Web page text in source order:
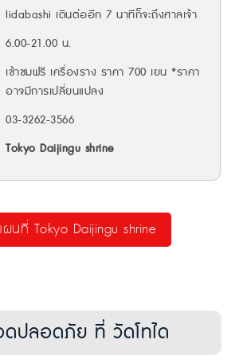
Iidabashi เดินต่ออีก 7 นาทีก็จะถึงศาลเจ้า
6.00-21.00 น.
เข้าชมฟรี เครื่องราง ราคา 700 เยน *ราคา
อาจมีการเปลี่ยนแปลง
03-3262-3566
Tokyo Daijingu shrine
ผนที่ Tokyo Daijingu shrine
ปลอดภัย ที่ วัดโทได